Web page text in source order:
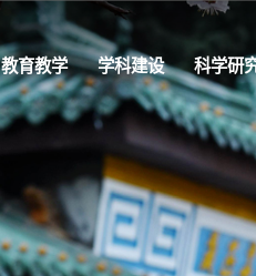
教育教学 学科建设 科学研